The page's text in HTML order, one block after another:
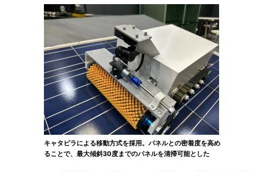
キャタピラによる移動方式を採用。パネルとの密着度を高め
ることで、最大傾斜30度までのパネルを清掃可能とした